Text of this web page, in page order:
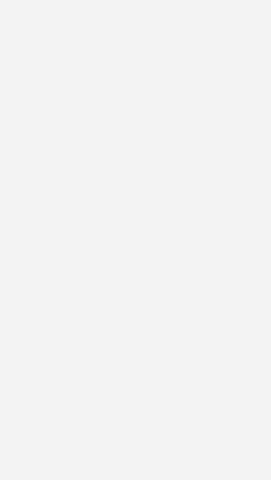
unser
Fenstersonderanfertigungen
aus Kunststoff und Aluminium, die
Die Geschäftsführenden Judith
und Bereichsleiter Markt- und
erläutern im Gespräch, wie
und eine klare Struktur den Weg für
und warum der Spezialist im
ist, als ein